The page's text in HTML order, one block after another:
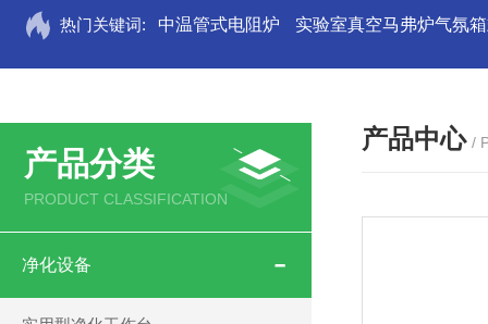
热门关键词: 中温管式电阻炉 实验室真空马弗炉气氛
产品分类
PRODUCT CLASSIFICATION
净化设备
产品中心 /